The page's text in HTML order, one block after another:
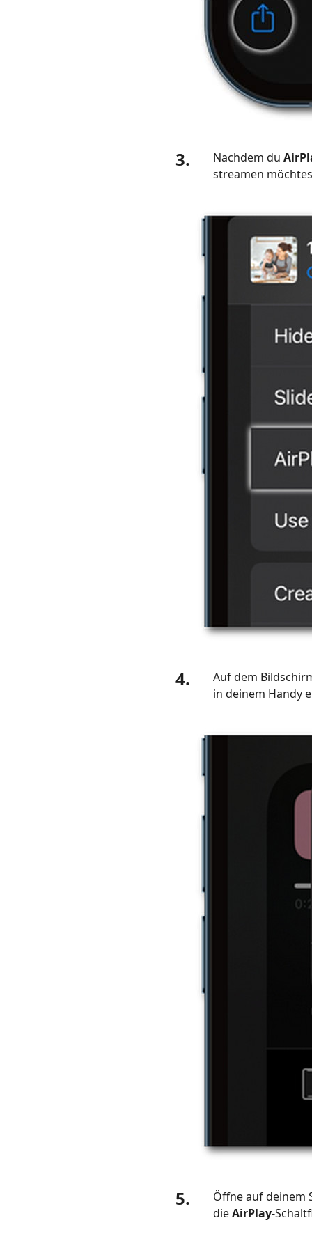
Häufig
gestellte
Fragen
zu
Screen
Samsung
TV
3. Nachdem du
streamen
4. Auf dem
in deinem Handy
5.
Öffne auf deinem
dieAirPlay-